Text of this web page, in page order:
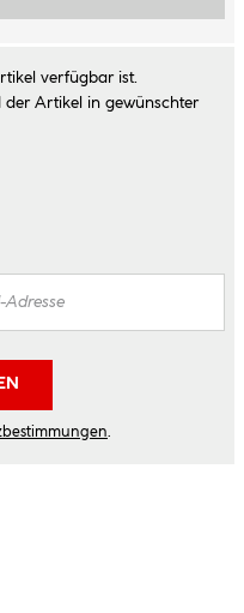
verfügbar ist.
der Artikel in gewünschter